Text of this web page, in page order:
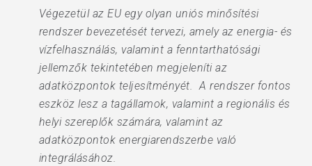
Végezetül az EU egy olyan uniós minősítési
rendszer bevezetését tervezi, amely az energia- és
vízfelhasználás, valamint a fenntarthatósági
jellemzők tekintetében megjeleníti az
adatközpontok teljesítményét. A rendszer fontos
eszköz lesz a tagállamok, valamint a regionális és
helyi szereplők számára, valamint az
adatközpontok energiarendszerbe való
integrálásához.